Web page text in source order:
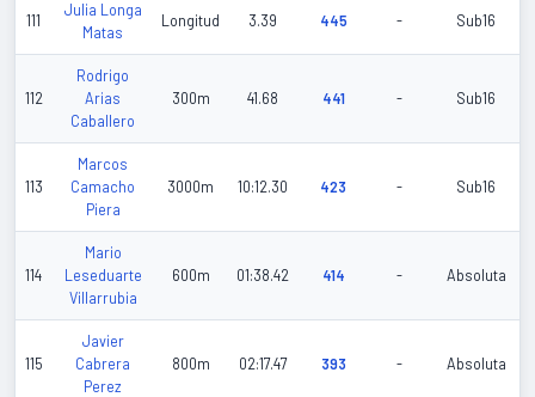
111
Julia Longa
Matas
Longitud 3.39 445 - Sub16
112
Rodrigo
Arias
Caballero
300m 41.68 441 - Sub16
113
Marcos
Camacho
Piera
3000m 10:12.30 423 - Sub16
114
Mario
Leseduarte
Villarrubia
600m 01:38.42 414 - Absoluta
115
Javier
Cabrera
Perez
800m 02:17.47 393 - Absoluta